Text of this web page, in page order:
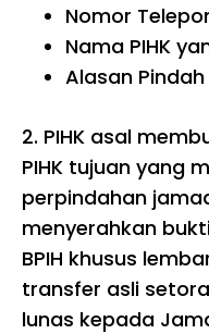
Nomor
Nama PIHK
Alasan Pindah
2. PIHK asal
PIHK tujuan yang
perpindahan
menyerahkan
BPIH khusus
transfer asli
lunas kepada